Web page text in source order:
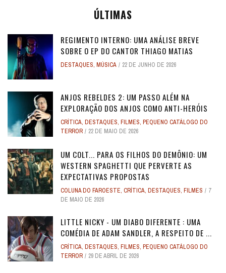
ÚLTIMAS
REGIMENTO INTERNO: UMA ANÁLISE BREVE
SOBRE O EP DO CANTOR THIAGO MATIAS
DESTAQUES, MÚSICA 22 DE JUNHO DE 2026
ANJOS REBELDES 2: UM PASSO ALÉM NA
EXPLORAÇÃO DOS ANJOS COMO ANTI-HERÓIS
CRÍTICA, DESTAQUES, FILMES, PEQUENO CATÁLOGO DO
TERROR
22 DE MAIO DE 2026
UM COLT... PARA OS FILHOS DO DEMÔNIO: UM
WESTERN SPAGHETTI QUE PERVERTE AS
EXPECTATIVAS PROPOSTAS
COLUNA DO FAROESTE, CRÍTICA, DESTAQUES, FILMES
7
DE MAIO DE 2026
LITTLE NICKY - UM DIABO DIFERENTE : UMA
COMÉDIA DE ADAM SANDLER, A RESPEITO DE ...
CRÍTICA, DESTAQUES, FILMES, PEQUENO CATÁLOGO DO
TERROR
29 DE ABRIL DE 2026